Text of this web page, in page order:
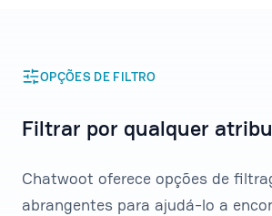
OPÇÕES DE FILTRO
Filtrar por qualquer
Chatwoot oferece opções de
abrangentes para ajudá-lo a